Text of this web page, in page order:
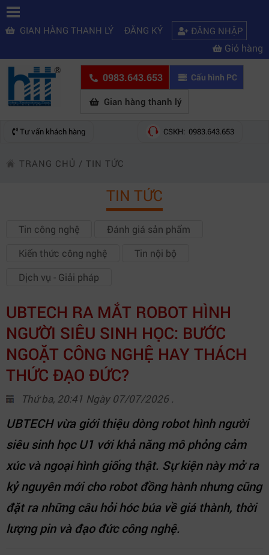
GIAN HÀNG THANH LÝ ĐĂNG KÝ ĐĂNG NHẬP
Giỏ hàng
0983.643.653 Cấu hình PC
Gian hàng thanh lý
Tư vấn khách hàng CSKH: 0983.643.653
TRANG CHỦ / TIN TỨC
TIN TỨC
Tin công nghệ
Đánh giá sản phẩm
Kiến thức công nghệ
Tin nội bộ
Dịch vụ - Giải pháp
UBTECH RA MẮT ROBOT HÌNH
NGƯỜI SIÊU SINH HỌC: BƯỚC
NGOẶT CÔNG NGHỆ HAY THÁCH
THỨC ĐẠO ĐỨC?
Thứ ba, 20:41 Ngày 07/07/2026 .
UBTECH vừa giới thiệu dòng robot hình người
siêu sinh học U1 với khả năng mô phỏng cảm
xúc và ngoại hình giống thật. Sự kiện này mở ra
kỷ nguyên mới cho robot đồng hành nhưng cũng
đặt ra những câu hỏi hóc búa về giá thành, thời
lượng pin và đạo đức công nghệ.